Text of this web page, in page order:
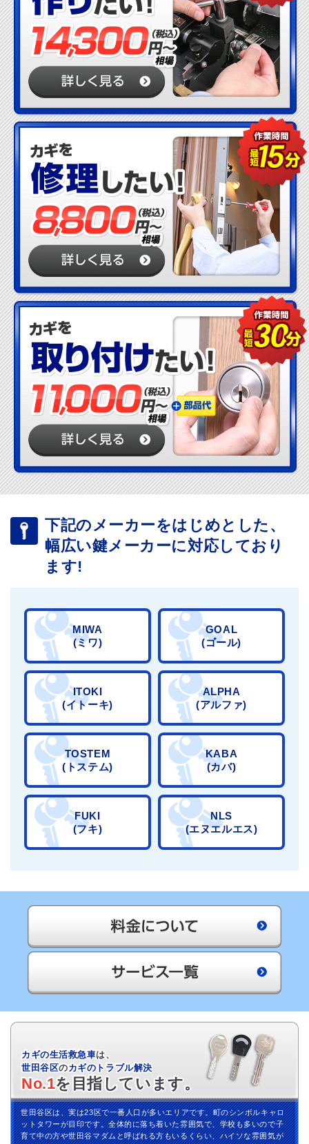
下記のメーカーをはじめとした、
幅広い鍵メーカーに対応しており
ます!
MIWA
(ミワ)
GOAL
(ゴール)
ITOKI
(イトーキ)
ALPHA
(アルファ)
TOSTEM
(トステム)
KABA
(カバ)
FUKI
(フキ)
NLS
(エヌエルエス)
カギの生活救急車は、
世田谷区のカギのトラブル解決
No.1を目指しています。
世田谷区は、実は23区で一番人口が多いエリアです。町のシンボルキャロ
ットタワーが目印です。全体的に落ち着いた雰囲気で、学校も多いので子
育て中の方や世田谷マダムと呼ばれる方もいるくらい、ハイソな雰囲気が